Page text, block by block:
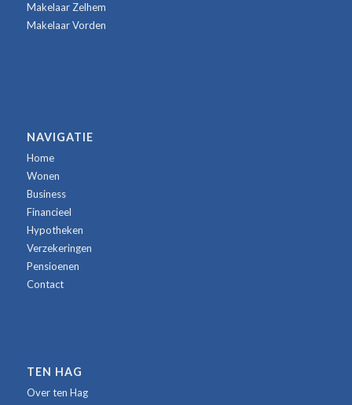
Makelaar Zelhem
Makelaar Vorden
NAVIGATIE
Home
Wonen
Business
Financieel
Hypotheken
Verzekeringen
Pensioenen
Contact
TEN HAG
Over ten Hag